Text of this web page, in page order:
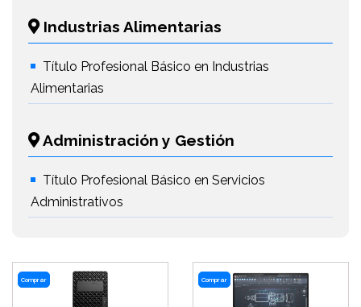
Industrias Alimentarias
Título Profesional Básico en Industrias
Alimentarias
Administración y Gestión
Título Profesional Básico en Servicios
Administrativos
Comprar Comprar